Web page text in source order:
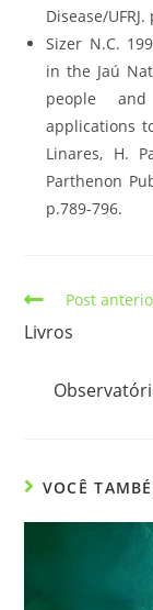
Disease/UFRJ.
Sizer N.C.
in the Jaú
people
applications
Linares, H.
Parthenon
p.789-796.
Post
Livros
VOCÊ